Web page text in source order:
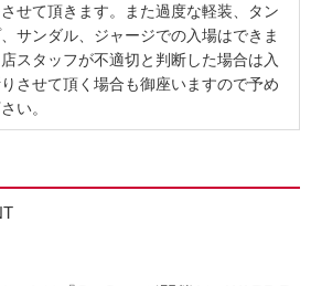
せて頂きます。また過度な軽装、タン
サンダル、ジャージでの入場はできま
スタッフが不適切と判断した場合は入
させて頂く場合も御座いますので予め
い。